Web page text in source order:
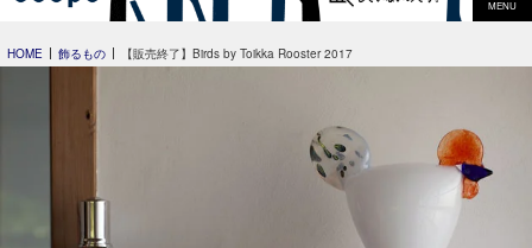
MENU
HOME 飾るもの 【販売終了】Birds by Toikka Rooster 2017